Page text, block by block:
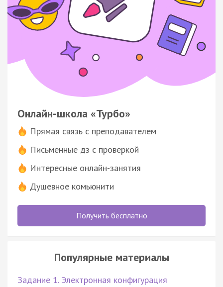
Онлайн-школа «Турбо»
Прямая связь с преподавателем
Письменные дз с проверкой
Интересные онлайн-занятия
Душевное комьюнити
Получить бесплатно
Популярные материалы
Задание 1. Электронная конфигурация